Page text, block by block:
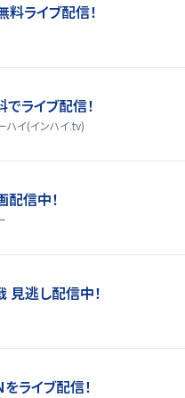
ライブ配信！
ライブ配信！
ハイ(インハイ.tv)
信中！
逃し配信中！
ライブ配信！